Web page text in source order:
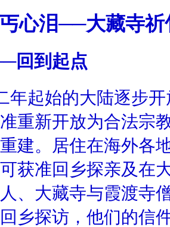
心泪──大藏寺祈
回到起点
年起始的大陆逐步
重新开放为合法宗
建。居住在海外各
获准回乡探亲及在
、大藏寺与霞渡寺
乡探访，他们的信